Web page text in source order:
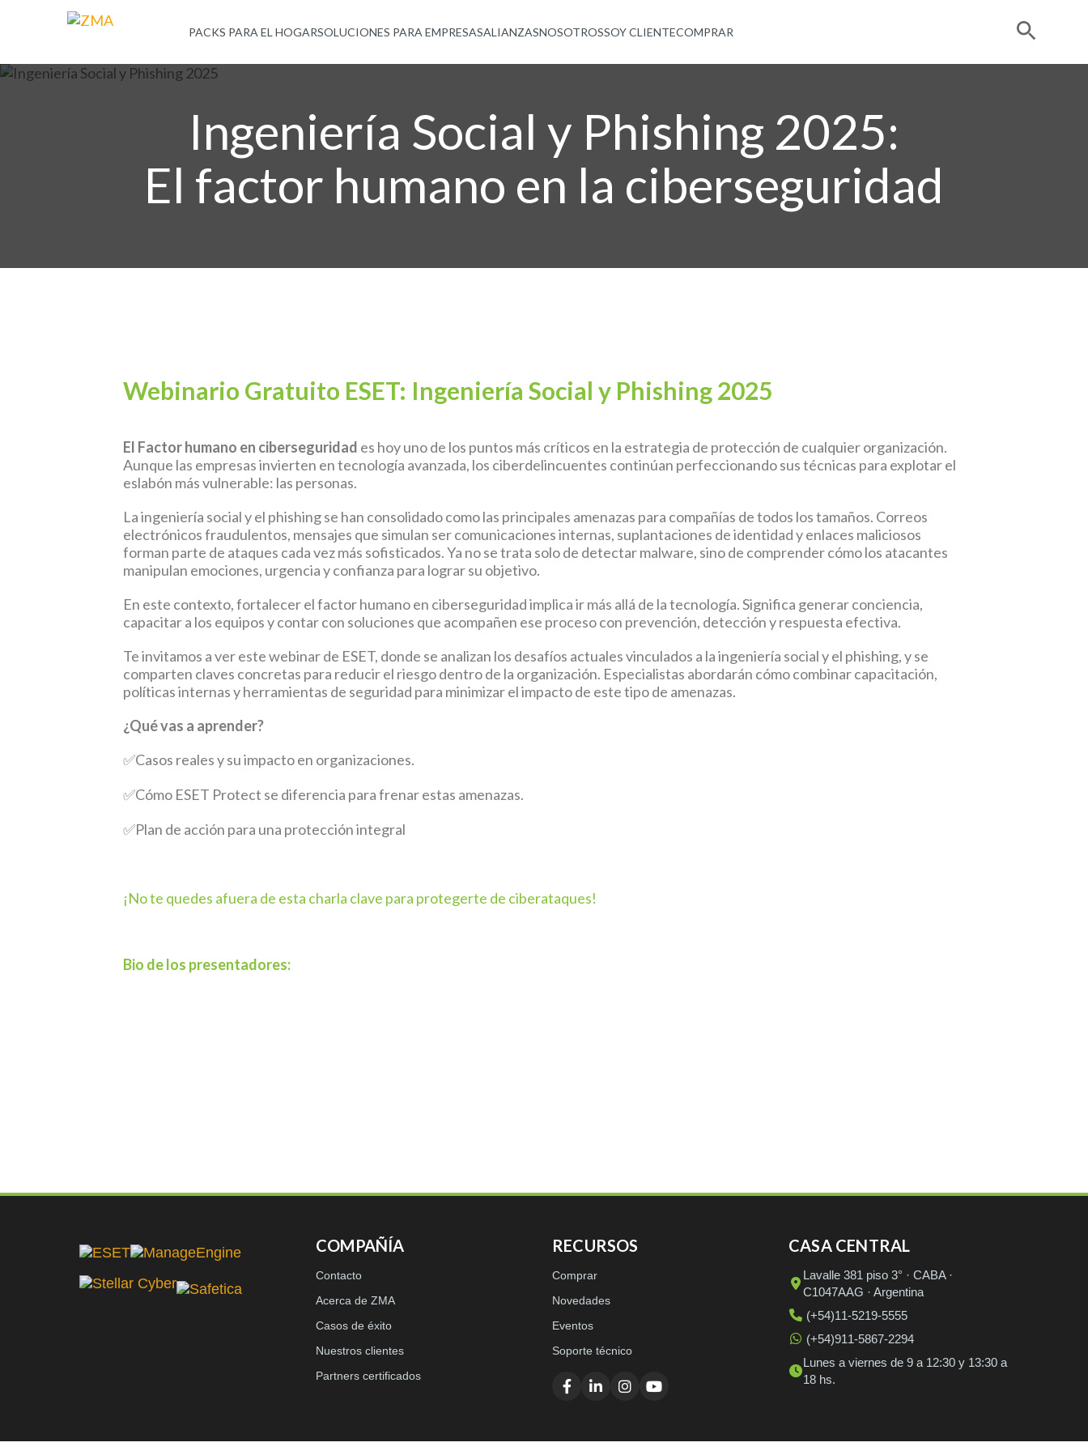
PACKS PARA EL HOGARSOLUCIONES PARA EMPRESASALIANZASNOSOTROSSOY CLIENTECOMPRAR
Ingeniería Social y Phishing 2025:
El factor humano en la ciberseguridad
Webinario Gratuito ESET: Ingeniería Social y Phishing 2025
El Factor humano en ciberseguridad es hoy uno de los puntos más críticos en la estrategia de protección de cualquier organización.
Aunque las empresas invierten en tecnología avanzada, los ciberdelincuentes continúan perfeccionando sus técnicas para explotar el
eslabón más vulnerable: las personas.
La ingeniería social y el phishing se han consolidado como las principales amenazas para compañías de todos los tamaños. Correos
electrónicos fraudulentos, mensajes que simulan ser comunicaciones internas, suplantaciones de identidad y enlaces maliciosos
forman parte de ataques cada vez más sofisticados. Ya no se trata solo de detectar malware, sino de comprender cómo los atacantes
manipulan emociones, urgencia y confianza para lograr su objetivo.
En este contexto, fortalecer el factor humano en ciberseguridad implica ir más allá de la tecnología. Significa generar conciencia,
capacitar a los equipos y contar con soluciones que acompañen ese proceso con prevención, detección y respuesta efectiva.
Te invitamos a ver este webinar de ESET, donde se analizan los desafíos actuales vinculados a la ingeniería social y el phishing, y se
comparten claves concretas para reducir el riesgo dentro de la organización. Especialistas abordarán cómo combinar capacitación,
políticas internas y herramientas de seguridad para minimizar el impacto de este tipo de amenazas.
¿Qué vas a aprender?
✅Casos reales y su impacto en organizaciones.
✅Cómo ESET Protect se diferencia para frenar estas amenazas.
✅Plan de acción para una protección integral
¡No te quedes afuera de esta charla clave para protegerte de ciberataques!
Bio de los presentadores:
COMPAÑÍA
Contacto
Acerca de ZMA
Casos de éxito
Nuestros clientes
Partners certificados
RECURSOS
Comprar
Novedades
Eventos
Soporte técnico
CASA CENTRAL
Lavalle 381 piso 3° · CABA ·
C1047AAG · Argentina
(+54)11-5219-5555
(+54)911-5867-2294
Lunes a viernes de 9 a 12:30 y 13:30 a
18 hs.